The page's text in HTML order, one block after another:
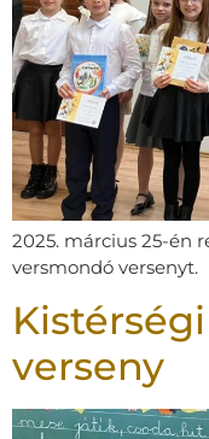
2025. március 25-én
versmondó versenyt.
verseny